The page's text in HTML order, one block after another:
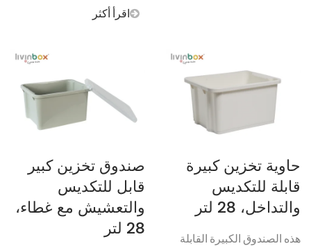
اقرأ أكثر
حاوية تخزين كبيرة
قابلة للتكديس
والتداخل، 28 لتر
هذه الصندوق الكبيرة القابلة
صندوق تخزين كبير
قابل للتكديس
والتعشيش مع غطاء،
28 لتر